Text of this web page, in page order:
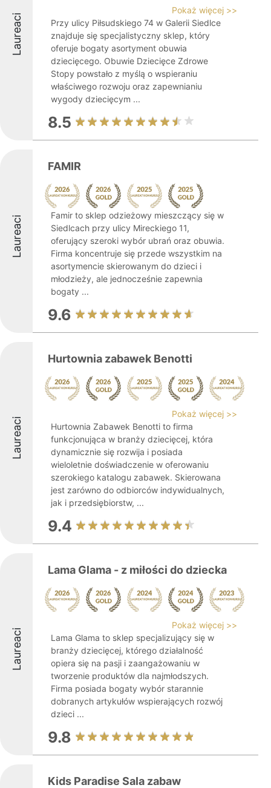
Laureaci
Pokaż więcej >>
Przy ulicy Piłsudskiego 74 w Galerii Siedlce
znajduje się specjalistyczny sklep, który
oferuje bogaty asortyment obuwia
dziecięcego. Obuwie Dziecięce Zdrowe
Stopy powstało z myślą o wspieraniu
właściwego rozwoju oraz zapewnianiu
wygody dziecięcym ...
8.5
Laureaci
FAMIR
Famir to sklep odzieżowy mieszczący się w
Siedlcach przy ulicy Mireckiego 11,
oferujący szeroki wybór ubrań oraz obuwia.
Firma koncentruje się przede wszystkim na
asortymencie skierowanym do dzieci i
młodzieży, ale jednocześnie zapewnia
bogaty ...
9.6
Laureaci
Hurtownia zabawek Benotti
Pokaż więcej >>
Hurtownia Zabawek Benotti to firma
funkcjonująca w branży dziecięcej, która
dynamicznie się rozwija i posiada
wieloletnie doświadczenie w oferowaniu
szerokiego katalogu zabawek. Skierowana
jest zarówno do odbiorców indywidualnych,
jak i przedsiębiorstw, ...
9.4
Laureaci
Lama Glama - z miłości do dziecka
Pokaż więcej >>
Lama Glama to sklep specjalizujący się w
branży dziecięcej, którego działalność
opiera się na pasji i zaangażowaniu w
tworzenie produktów dla najmłodszych.
Firma posiada bogaty wybór starannie
dobranych artykułów wspierających rozwój
dzieci ...
9.8
Kids Paradise Sala zabaw